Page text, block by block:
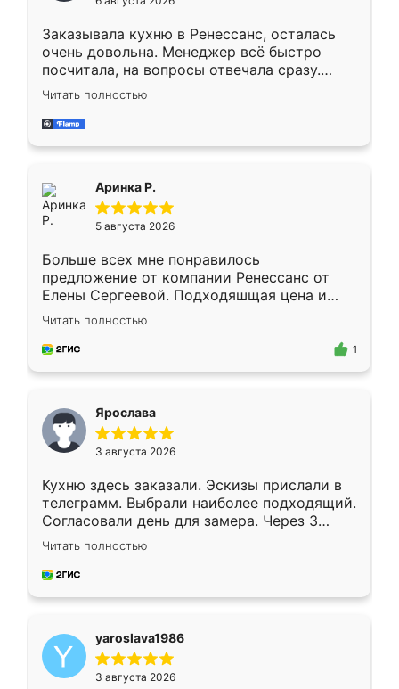
мебели буду заказывать только здесь.
Заказывала кухню в Ренессанс, осталась
очень довольна. Менеджер всё быстро
посчитала, на вопросы отвечала сразу.
Замерщик приехал в субботу, подошёл к
делу со всей ответственностью. Собрали
за день, ребята работали аккуратно, даже
Читать полностью
Аринка Р.
5 августа 2026
Больше всех мне понравилось
предложение от компании Ренессанс от
Елены Сергеевой. Подходяшщая цена и
короткие сроки изготовления. Приехавший
для замера сотрудник Владислав
предложил по моему эскизу самый
Читать полностью
1
Ярослава
3 августа 2026
Кухню здесь заказали. Эскизы прислали в
телеграмм. Выбрали наиболее подходящий.
Согласовали день для замера. Через 3
недели кухня была уже готова. Остались
довольны работой. Спасибо Ренессанс
мебель за качественную работу!
Читать полностью
yaroslava1986
3 августа 2026